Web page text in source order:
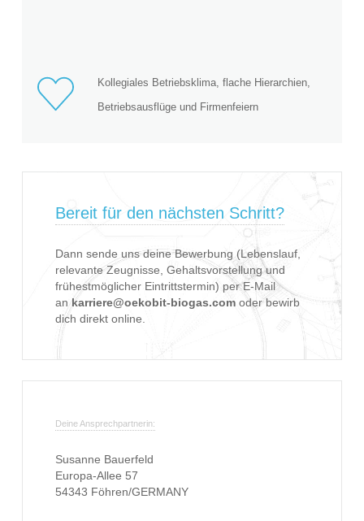
Kollegiales Betriebsklima, flache Hierarchien,
Betriebsausflüge und Firmenfeiern
Bereit für den nächsten Schritt?
Dann sende uns deine Bewerbung (Lebenslauf,
relevante Zeugnisse, Gehaltsvorstellung und
frühestmöglicher Eintrittstermin) per E-Mail
an karriere@oekobit-biogas.com oder bewirb
dich direkt online.
Deine Ansprechpartnerin:
Susanne Bauerfeld
Europa-Allee 57
54343 Föhren/GERMANY